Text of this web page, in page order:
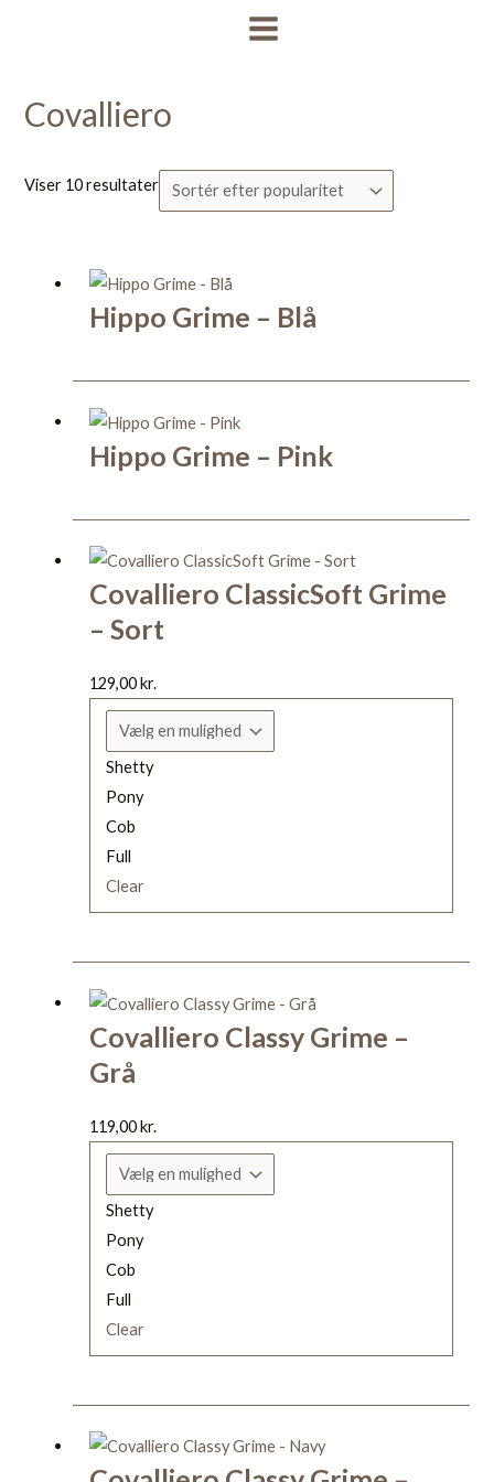
MAIN
Covalliero
Viser 10 resultater
Hippo Grime – Blå
Hippo Grime – Pink
Covalliero ClassicSoft Grime
– Sort
129,00 kr.
Shetty
Pony
Cob
Full
Clear
vare
har
flere
Mulighederne
kan
vælges
varesiden
Covalliero Classy Grime –
Grå
119,00kr.
Shetty
Pony
Cob
Full
Clear
vare
har
flere
Mulighederne
kan
vælges
varesiden
vare